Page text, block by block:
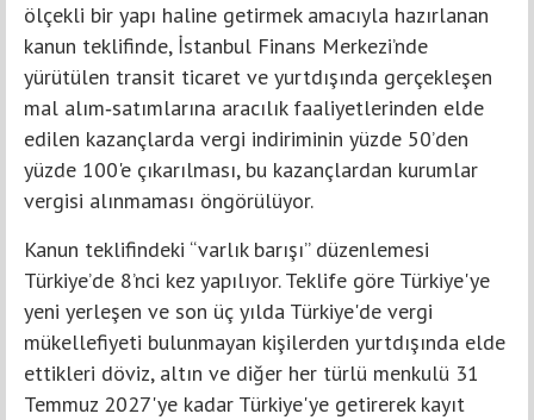
ölçekli bir yapı haline getirmek amacıyla hazırlanan
kanun teklifinde, İstanbul Finans Merkezi’nde
yürütülen transit ticaret ve yurtdışında gerçekleşen
mal alım‑satımlarına aracılık faaliyetlerinden elde
edilen kazançlarda vergi indiriminin yüzde 50’den
yüzde 100'e çıkarılması, bu kazançlardan kurumlar
vergisi alınmaması öngörülüyor.
Kanun teklifindeki “varlık barışı” düzenlemesi
Türkiye’de 8’nci kez yapılıyor. Teklife göre Türkiye'ye
yeni yerleşen ve son üç yılda Türkiye'de vergi
mükellefiyeti bulunmayan kişilerden yurtdışında elde
ettikleri döviz, altın ve diğer her türlü menkulü 31
Temmuz 2027'ye kadar Türkiye'ye getirerek kayıt